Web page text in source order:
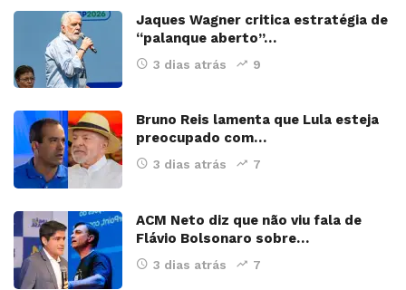
Jaques Wagner critica estratégia de
“palanque aberto”…
3 dias atrás 9
Bruno Reis lamenta que Lula esteja
preocupado com…
3 dias atrás 7
ACM Neto diz que não viu fala de
Flávio Bolsonaro sobre…
3 dias atrás 7